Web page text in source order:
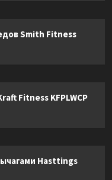
Smith Fitness
Fitness KFPLWCP
Hasttings